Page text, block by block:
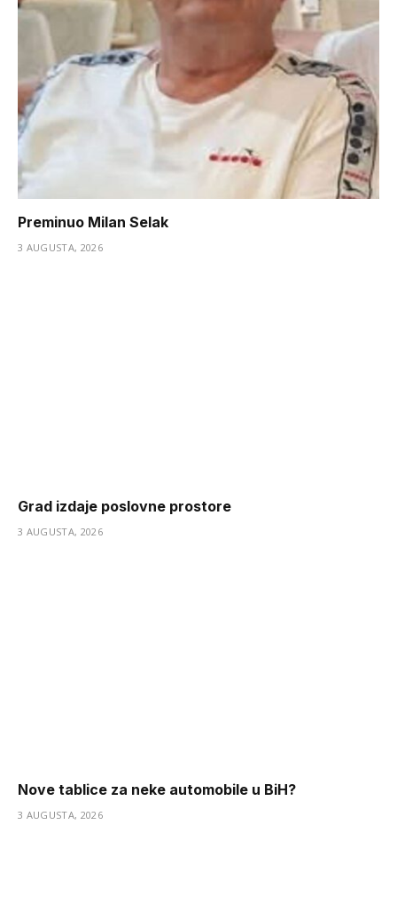
Preminuo Milan Selak
3 AUGUSTA, 2026
Grad izdaje poslovne prostore
3 AUGUSTA, 2026
Nove tablice za neke automobile u BiH?
3 AUGUSTA, 2026